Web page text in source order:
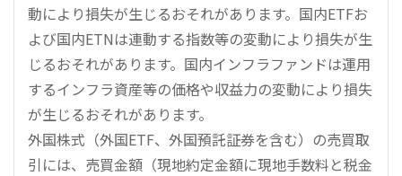
動により損失が生じるおそれがあります。国内ETFお
よび国内ETNは連動する指数等の変動により損失が生
じるおそれがあります。国内インフラファンドは運用
するインフラ資産等の価格や収益力の変動により損失
が生じるおそれがあります。
外国株式（外国ETF、外国預託証券を含む）の売買取
引には、売買金額（現地約定金額に現地手数料と税金